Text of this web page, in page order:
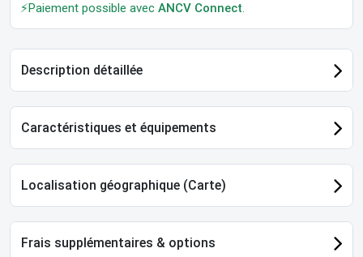
⚡Paiement possible avec ANCV Connect.
Description détaillée
Caractéristiques et équipements
Localisation géographique (Carte)
Frais supplémentaires & options